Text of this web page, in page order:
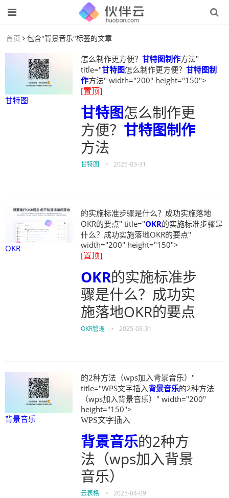
首页 包含"背景音乐"标签的文章
甘特图
怎么制作更方便？ 甘特图制作方法"
title="甘特图怎么制作更方便？ 甘特图制
作方法" width="200" height="150">
[置顶]
甘特图怎么制作更
方便？ 甘特图制作
方法
甘特图 • 2025-03-31
OKR
的实施标准步骤是什么？成功实施落地
OKR的要点" title="OKR的实施标准步骤是
什么？成功实施落地OKR的要点"
width="200" height="150">
[置顶]
OKR的实施标准步
骤是什么？成功实
施落地OKR的要点
OKR管理 • 2025-03-31
背景音乐
的2种方法（wps加入背景音乐）"
title="WPS文字插入背景音乐的2种方法
（wps加入背景音乐）" width="200"
height="150">
WPS文字插入
背景音乐的2种方
法（wps加入背景
音乐）
云表格 • 2025-04-09